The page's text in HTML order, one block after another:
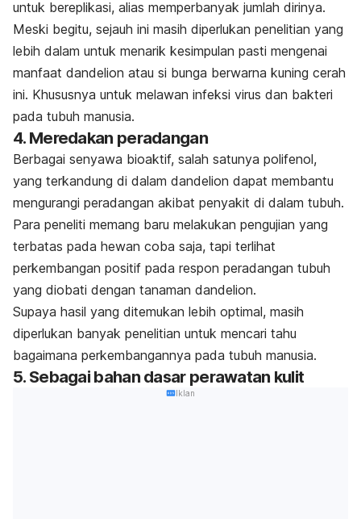
untuk bereplikasi, alias memperbanyak jumlah dirinya.
Meski begitu, sejauh ini masih diperlukan penelitian yang
lebih dalam untuk menarik kesimpulan pasti mengenai
manfaat dandelion atau si bunga berwarna kuning cerah
ini. Khususnya untuk melawan infeksi virus dan bakteri
pada tubuh manusia.
4. Meredakan peradangan
Berbagai senyawa bioaktif, salah satunya polifenol,
yang terkandung di dalam dandelion dapat membantu
mengurangi peradangan akibat penyakit di dalam tubuh.
Para peneliti memang baru melakukan pengujian yang
terbatas pada hewan coba saja, tapi terlihat
perkembangan positif pada respon peradangan tubuh
yang diobati dengan tanaman dandelion.
Supaya hasil yang ditemukan lebih optimal, masih
diperlukan banyak penelitian untuk mencari tahu
bagaimana perkembangannya pada tubuh manusia.
5. Sebagai bahan dasar perawatan kulit
Iklan